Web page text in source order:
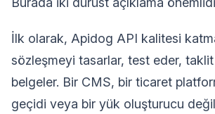
İlk olarak, Apidog API kalitesi
sözleşmeyi tasarlar, test eder,
belgeler. Bir CMS, bir ticaret
geçidi veya bir yük oluşturucu